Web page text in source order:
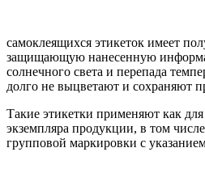
самоклеящихся этикеток имеет
защищающую нанесенную
солнечного света и перепада
долго не выцветают и сохраняют
Такие этикетки применяют как
экземпляра продукции, в том
групповой маркировки с